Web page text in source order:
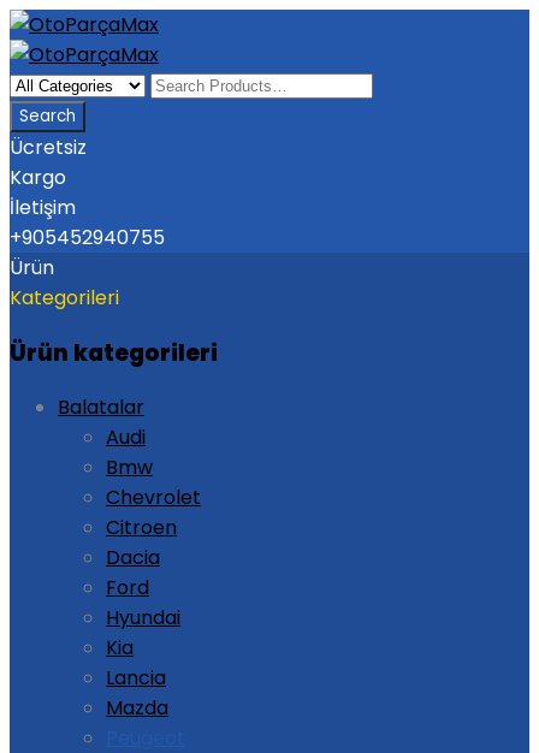
Ücretsiz
Kargo
İletişim
+905452940755
Ürün
Kategorileri
Ürün kategorileri
Balatalar
Audi
Bmw
Chevrolet
Citroen
Dacia
Ford
Hyundai
Kia
Lancia
Mazda